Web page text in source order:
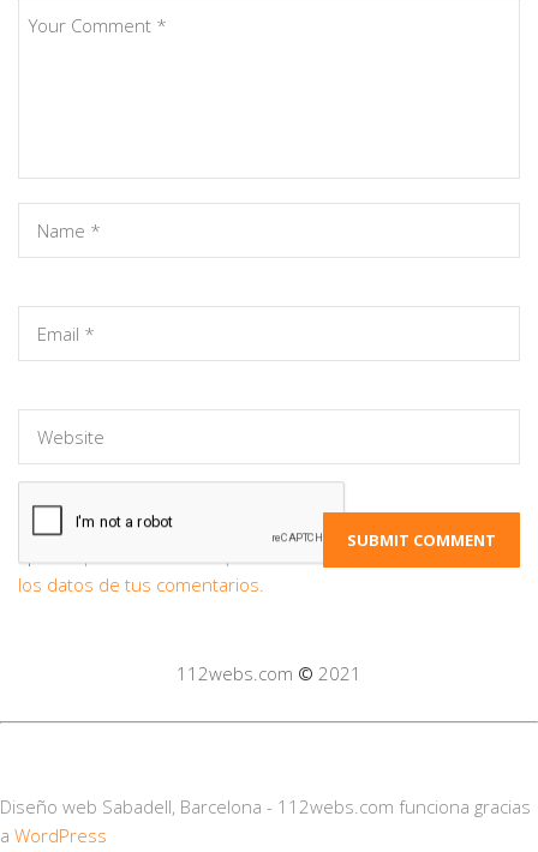
Este sitio usa Akismet para reducir el
spam.
los datos de tus comentarios.
112webs.com © 2021
Diseño web Sabadell, Barcelona - 112webs.com funciona gracias
a WordPress